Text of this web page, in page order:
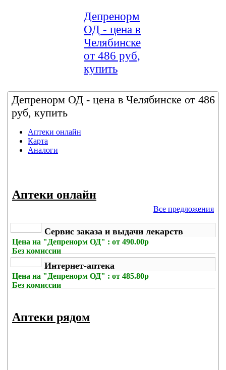
Депренорм
ОД - цена в
Челябинске
от 486 руб,
купить
Депренорм ОД - цена в Челябинске от 486
руб, купить
Аптеки онлайн
Карта
Аналоги
Аптеки онлайн
Все предложения
Сервис заказа и выдачи лекарств
Цена на "Депренорм ОД" : от 490.00р
Без комиссии
Интернет-аптека
Цена на "Депренорм ОД" : от 485.80р
Без комиссии
Аптеки рядом